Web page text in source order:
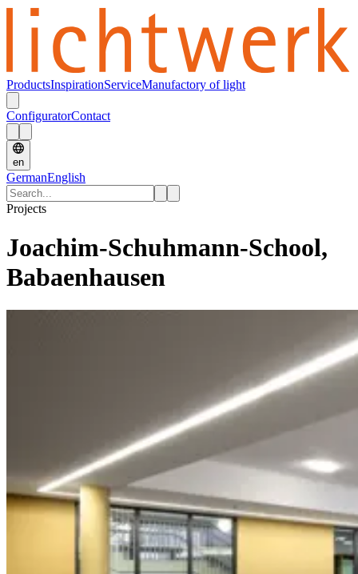
ProductsInspirationServiceManufactory of light
ConfiguratorContact
en
GermanEnglish
Projects
Joachim-Schuhmann-School,
Babaenhausen